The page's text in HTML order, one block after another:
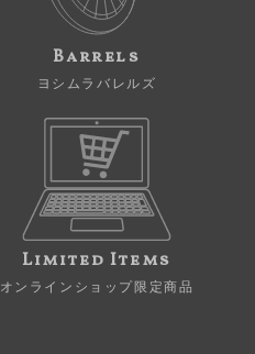
Barrels
ヨシムラバレルズ
Limited Items
オンラインショップ限定商品